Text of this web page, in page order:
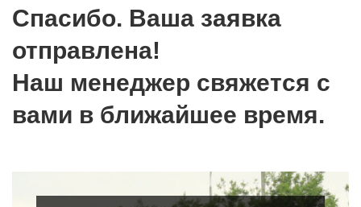
Спасибо. Ваша заявка
отправлена!
Наш менеджер свяжется с
вами в ближайшее время.